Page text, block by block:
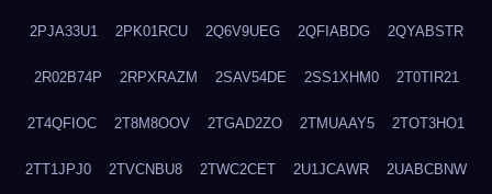
2PJA33U1 2PK01RCU 2Q6V9UEG 2QFIABDG 2QYABSTR
2R02B74P 2RPXRAZM 2SAV54DE 2SS1XHM0 2T0TIR21
2T4QFIOC 2T8M8OOV 2TGAD2ZO 2TMUAAY5 2TOT3HO1
2TT1JPJ0 2TVCNBU8 2TWC2CET 2U1JCAWR 2UABCBNW